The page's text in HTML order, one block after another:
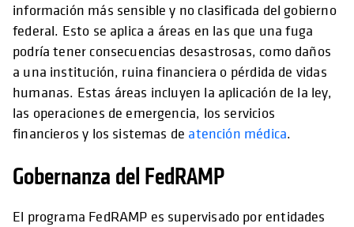
información más sensible y no clasificada del gobierno
federal. Esto se aplica a áreas en las que una fuga
podría tener consecuencias desastrosas, como daños
a una institución, ruina financiera o pérdida de vidas
humanas. Estas áreas incluyen la aplicación de la ley,
las operaciones de emergencia, los servicios
financieros y los sistemas de atención médica.
Gobernanza del FedRAMP
El programa FedRAMP es supervisado por entidades